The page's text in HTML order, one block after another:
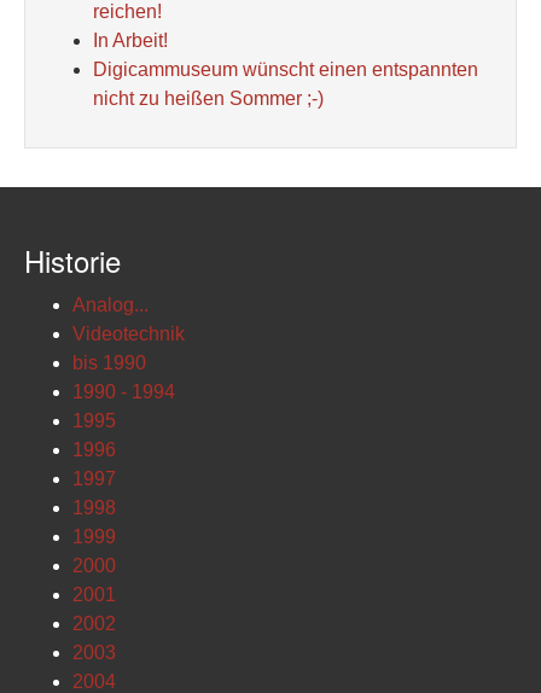
reichen!
In Arbeit!
Digicammuseum wünscht einen entspannten
nicht zu heißen Sommer ;-)
Historie
Analog...
Videotechnik
bis 1990
1990 - 1994
1995
1996
1997
1998
1999
2000
2001
2002
2003
2004